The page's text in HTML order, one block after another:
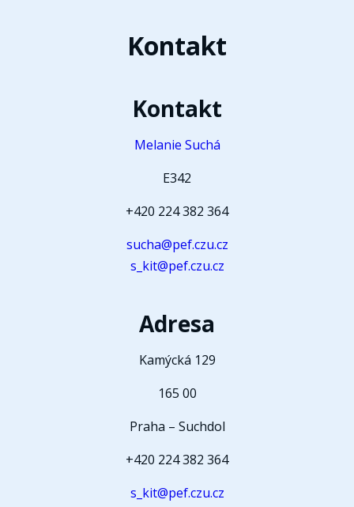
Kontakt
Kontakt
Melanie Suchá
E342
+420 224 382 364
sucha@pef.czu.cz
s_kit@pef.czu.cz
Adresa
Kamýcká 129
165 00
Praha – Suchdol
+420 224 382 364
s_kit@pef.czu.cz